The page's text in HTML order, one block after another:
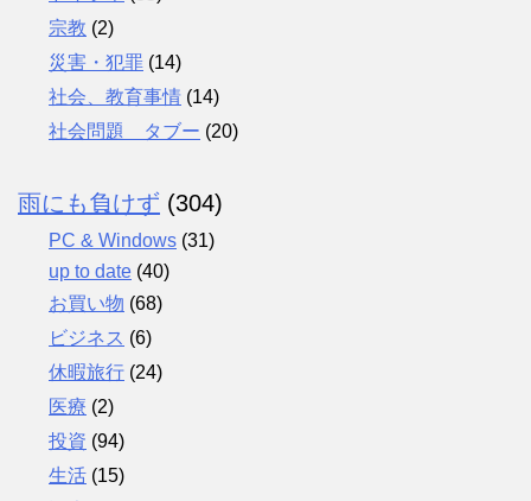
宗教 (2)
災害・犯罪 (14)
社会、教育事情 (14)
社会問題 タブー (20)
雨にも負けず (304)
PC & Windows (31)
up to date (40)
お買い物 (68)
ビジネス (6)
休暇旅行 (24)
医療 (2)
投資 (94)
生活 (15)